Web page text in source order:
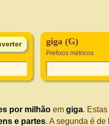
giga (G)
Prefixos métricos
por milhão em giga.
e partes. A segunda é de